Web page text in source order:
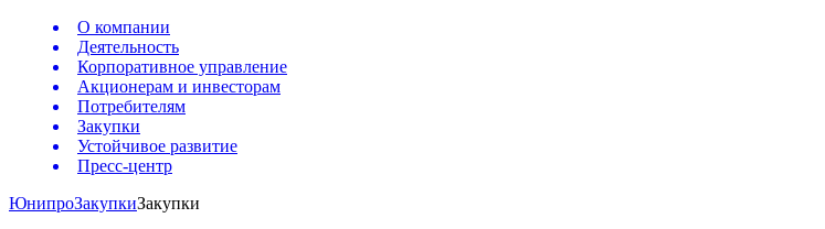
О компании
Деятельность
Корпоративное управление
Акционерам и инвесторам
Потребителям
Закупки
Устойчивое развитие
Пресс-центр
ЮнипроЗакупкиЗакупки